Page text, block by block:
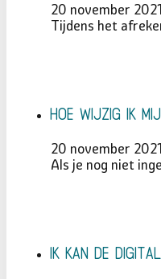
20 november 2021
Tijdens het
Hoe wijzig ik
20 november 2021
Als je nog niet
Ik kan de